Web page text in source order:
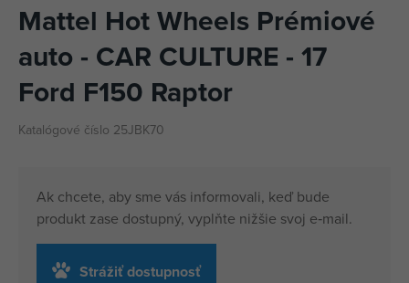
Mattel Hot Wheels Prémiové
auto - CAR CULTURE - 17
Ford F150 Raptor
Katalógové číslo 25JBK70
Ak chcete, aby sme vás informovali, keď bude
produkt zase dostupný, vyplňte nižšie svoj e‑mail.
Strážiť dostupnosť